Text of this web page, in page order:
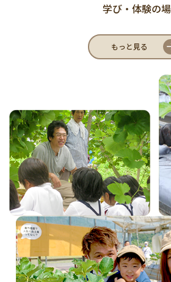
学び・体験の場
もっと見る